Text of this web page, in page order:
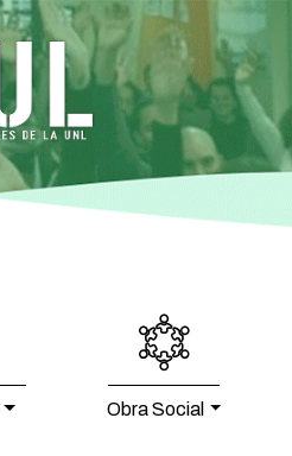
Obra Social